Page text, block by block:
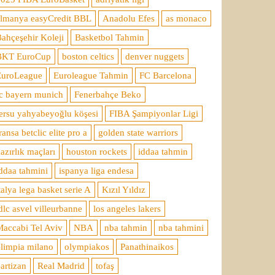
easyCredit BBL
Anadolu Efes
as monaco
Koleji
Basketbol Tahmin
EuroCup
boston celtics
denver nuggets
Euroleague Tahmin
FC Barcelona
bayern munich
Fenerbahçe Beko
yahyabeyoğlu köşesi
FIBA Şampiyonlar Ligi
betclic elite pro a
golden state warriors
maçları
houston rockets
iddaa tahmin
tahmini
ispanya liga endesa
lega basket serie A
Kızıl Yıldız
asvel villeurbanne
los angeles lakers
Tel Aviv
NBA nba tahmin
nba tahmini
milano
olympiakos
Panathinaikos
Real Madrid tofaş